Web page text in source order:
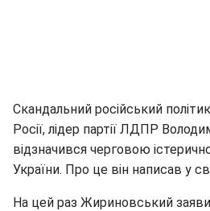
Скандальний російський
Росії, лідер партії ЛДПР
відзначився черговою
України. Про це він написав у
На цей раз Жириновський